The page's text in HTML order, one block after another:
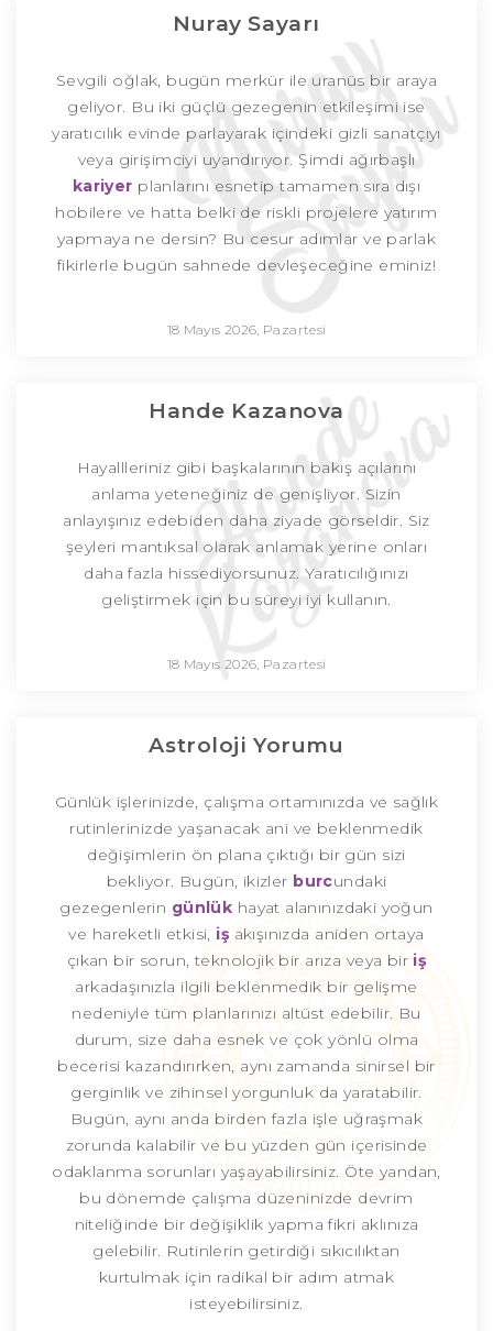
Nuray Sayarı
Sevgili oğlak, bugün merkür ile uranüs bir araya
geliyor. Bu iki güçlü gezegenin etkileşimi ise
yaratıcılık evinde parlayarak içindeki gizli sanatçıyı
veya girişimciyi uyandırıyor. Şimdi ağırbaşlı
kariyer planlarını esnetip tamamen sıra dışı
hobilere ve hatta belki de riskli projelere yatırım
yapmaya ne dersin? Bu cesur adımlar ve parlak
fikirlerle bugün sahnede devleşeceğine eminiz!
18 Mayıs 2026, Pazartesi
Hande Kazanova
Hayallleriniz gibi başkalarının bakış açılarını
anlama yeteneğiniz de genişliyor. Sizin
anlayışınız edebiden daha ziyade görseldir. Siz
şeyleri mantıksal olarak anlamak yerine onları
daha fazla hissediyorsunuz. Yaratıcılığınızı
geliştirmek için bu süreyi iyi kullanın.
18 Mayıs 2026, Pazartesi
Astroloji Yorumu
Günlük işlerinizde, çalışma ortamınızda ve sağlık
rutinlerinizde yaşanacak ani ve beklenmedik
değişimlerin ön plana çıktığı bir gün sizi
bekliyor. Bugün, ikizler burcundaki
gezegenlerin günlük hayat alanınızdaki yoğun
ve hareketli etkisi, iş akışınızda aniden ortaya
çıkan bir sorun, teknolojik bir arıza veya bir iş
arkadaşınızla ilgili beklenmedik bir gelişme
nedeniyle tüm planlarınızı altüst edebilir. Bu
durum, size daha esnek ve çok yönlü olma
becerisi kazandırırken, aynı zamanda sinirsel bir
gerginlik ve zihinsel yorgunluk da yaratabilir.
Bugün, aynı anda birden fazla işle uğraşmak
zorunda kalabilir ve bu yüzden gün içerisinde
odaklanma sorunları yaşayabilirsiniz. Öte yandan,
bu dönemde çalışma düzeninizde devrim
niteliğinde bir değişiklik yapma fikri aklınıza
gelebilir. Rutinlerin getirdiği sıkıcılıktan
kurtulmak için radikal bir adım atmak
isteyebilirsiniz.